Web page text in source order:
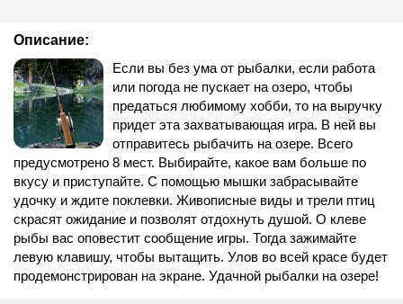
Описание:
Если вы без ума от рыбалки, если работа
или погода не пускает на озеро, чтобы
предаться любимому хобби, то на выручку
придет эта захватывающая игра. В ней вы
отправитесь рыбачить на озере. Всего
предусмотрено 8 мест. Выбирайте, какое вам больше по
вкусу и приступайте. С помощью мышки забрасывайте
удочку и ждите поклевки. Живописные виды и трели птиц
скрасят ожидание и позволят отдохнуть душой. О клеве
рыбы вас оповестит сообщение игры. Тогда зажимайте
левую клавишу, чтобы вытащить. Улов во всей красе будет
продемонстрирован на экране. Удачной рыбалки на озере!